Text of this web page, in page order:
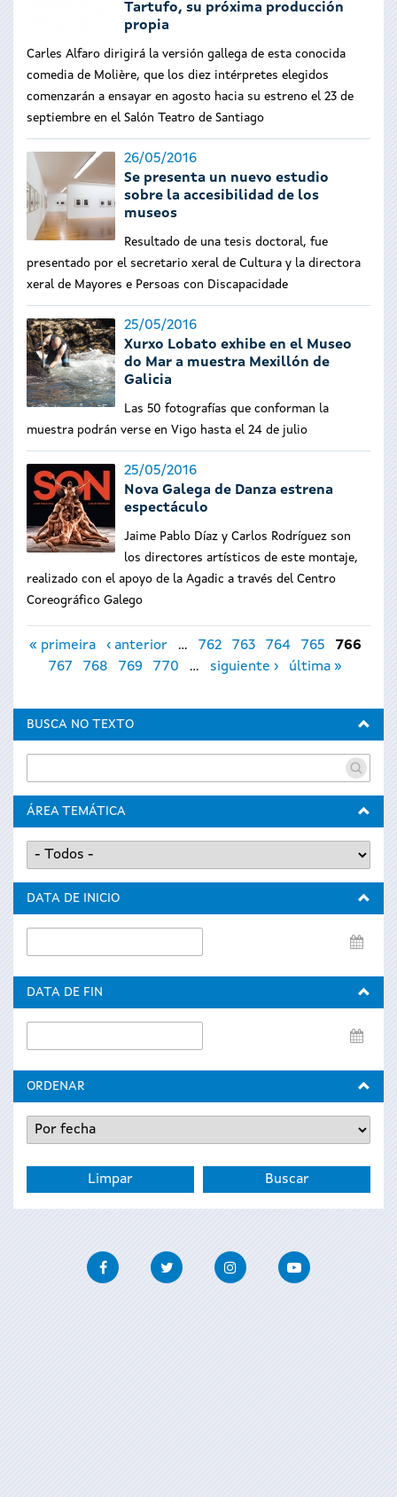
Tartufo, su próxima producción
propia
Carles Alfaro dirigirá la versión gallega de esta conocida
comedia de Molière, que los diez intérpretes elegidos
comenzarán a ensayar en agosto hacia su estreno el 23 de
septiembre en el Salón Teatro de Santiago
26/05/2016
Se presenta un nuevo estudio
sobre la accesibilidad de los
museos
Resultado de una tesis doctoral, fue
presentado por el secretario xeral de Cultura y la directora
xeral de Mayores e Persoas con Discapacidade
25/05/2016
Xurxo Lobato exhibe en el Museo
do Mar a muestra Mexillón de
Galicia
Las 50 fotografías que conforman la
muestra podrán verse en Vigo hasta el 24 de julio
25/05/2016
Nova Galega de Danza estrena
espectáculo
Jaime Pablo Díaz y Carlos Rodríguez son
los directores artísticos de este montaje,
realizado con el apoyo de la Agadic a través del Centro
Coreográfico Galego
Páginas
« primeira ‹ anterior … 762 763 764 765
766
767
768 769 770 … siguiente › última »
BUSCA NO TEXTO
ÁREA TEMÁTICA
DATA DE INICIO
de
DATA DE FIN
de
ORDENAR
FacebookTwitter InstagramYoutube